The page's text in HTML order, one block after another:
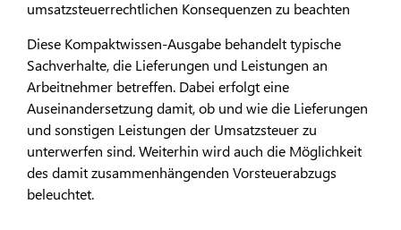
umsatzsteuerrechtlichen Konsequenzen zu beachten
Diese Kompaktwissen-Ausgabe behandelt typische
Sachverhalte, die Lieferungen und Leistungen an
Arbeitnehmer betreffen. Dabei erfolgt eine
Auseinandersetzung damit, ob und wie die Lieferungen
und sonstigen Leistungen der Umsatzsteuer zu
unterwerfen sind. Weiterhin wird auch die Möglichkeit
des damit zusammenhängenden Vorsteuerabzugs
beleuchtet.